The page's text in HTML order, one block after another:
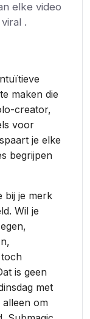
elke video
.
maken die
creator,
voor
je elke
begrijpen
bij je merk
Wil je
is geen
met
alleen om